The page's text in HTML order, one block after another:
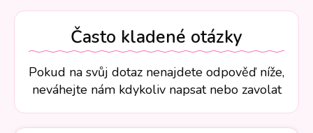
Často kladené otázky
Pokud na svůj dotaz nenajdete odpověď níže,
neváhejte nám kdykoliv napsat nebo zavolat